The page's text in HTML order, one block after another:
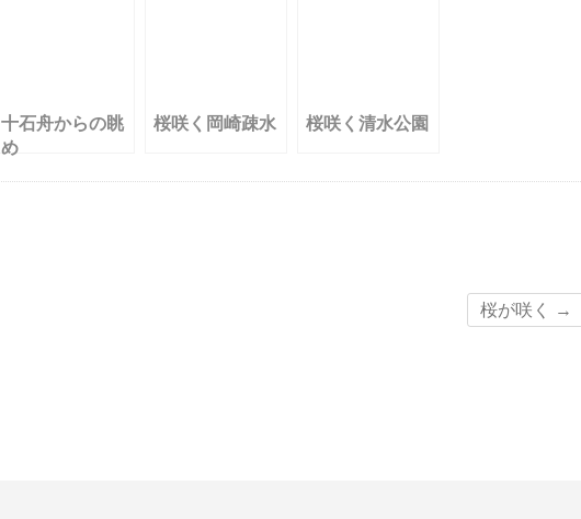
十石舟からの眺
め
桜咲く岡崎疎水 桜咲く清水公園
桜が咲く →